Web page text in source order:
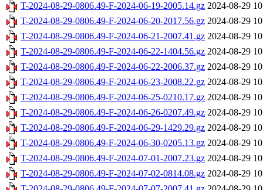
T-2024-08-29-0806.49-F-2024-06-19-2005.14.gz 2024-08-29
T-2024-08-29-0806.49-F-2024-06-20-2017.56.gz 2024-08-29
T-2024-08-29-0806.49-F-2024-06-21-2007.41.gz 2024-08-29
T-2024-08-29-0806.49-F-2024-06-22-1404.56.gz 2024-08-29
T-2024-08-29-0806.49-F-2024-06-22-2006.37.gz 2024-08-29
T-2024-08-29-0806.49-F-2024-06-23-2008.22.gz 2024-08-29
T-2024-08-29-0806.49-F-2024-06-25-0210.17.gz 2024-08-29
T-2024-08-29-0806.49-F-2024-06-26-0207.49.gz 2024-08-29
T-2024-08-29-0806.49-F-2024-06-29-1429.29.gz 2024-08-29
T-2024-08-29-0806.49-F-2024-06-30-0205.13.gz 2024-08-29
T-2024-08-29-0806.49-F-2024-07-01-2007.23.gz 2024-08-29
T-2024-08-29-0806.49-F-2024-07-02-0814.08.gz 2024-08-29